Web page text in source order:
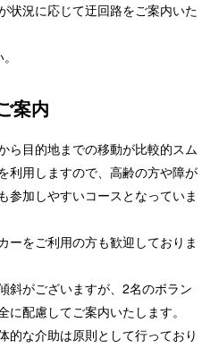
状況に応じて迂回路をご案内いた
案内
ら目的地までの移動が比較的スム
利用しますので、高齢の方や障が
参加しやすいコースとなっていま
ーをご利用の方も歓迎しておりま
斜がございますが、2名のボラン
配慮してご案内いたします。
的な介助は原則として行っており